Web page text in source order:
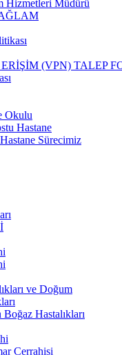
Hizmetleri Müdürü
(VPN) TALEP
Okulu
Hastane
Sürecimiz
ve Doğum
Hastalıkları
Cerrahisi